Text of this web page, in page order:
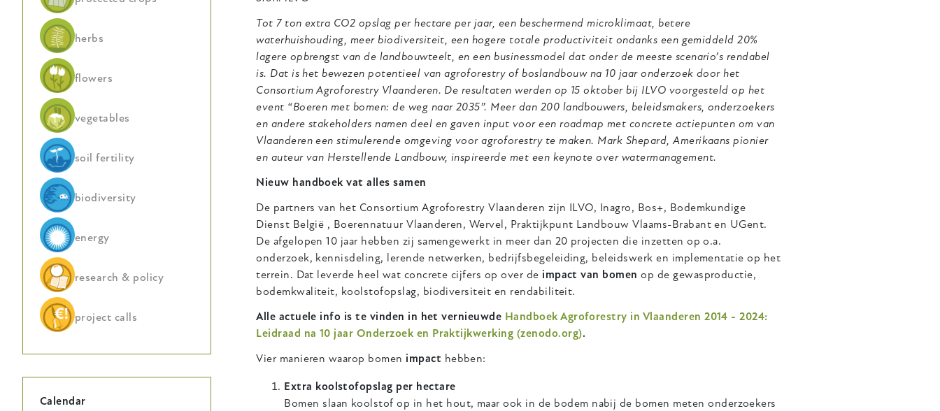
Tot 7 ton extra CO2 opslag per hectare per jaar, een beschermend microklimaat, betere
waterhuishouding, meer biodiversiteit, een hogere totale productiviteit ondanks een gemiddeld 20%
lagere opbrengst van de landbouwteelt, en een businessmodel dat onder de meeste scenario’s rendabel
is. Dat is het bewezen potentieel van agroforestry of boslandbouw na 10 jaar onderzoek door het
Consortium Agroforestry Vlaanderen. De resultaten werden op 15 oktober bij ILVO voorgesteld op het
event “Boeren met bomen: de weg naar 2035”. Meer dan 200 landbouwers, beleidsmakers, onderzoekers
en andere stakeholders namen deel en gaven input voor een roadmap met concrete actiepunten om van
Vlaanderen een stimulerende omgeving voor agroforestry te maken. Mark Shepard, Amerikaans pionier
en auteur van Herstellende Landbouw, inspireerde met een keynote over watermanagement.
Nieuw handboek vat alles samen
De partners van het Consortium Agroforestry Vlaanderen zijn ILVO, Inagro, Bos+, Bodemkundige
Dienst België , Boerennatuur Vlaanderen, Wervel, Praktijkpunt Landbouw Vlaams-Brabant en UGent.
De afgelopen 10 jaar hebben zij samengewerkt in meer dan 20 projecten die inzetten op o.a.
onderzoek, kennisdeling, lerende netwerken, bedrijfsbegeleiding, beleidswerk en implementatie op het
terrein. Dat leverde heel wat concrete cijfers op over de impact van bomen op de gewasproductie,
bodemkwaliteit, koolstofopslag, biodiversiteit en rendabiliteit.
Alle actuele info is te vinden in het vernieuwde Handboek Agroforestry in Vlaanderen 2014 - 2024:
Leidraad na 10 jaar Onderzoek en Praktijkwerking (zenodo.org).
Vier manieren waarop bomen impact hebben:
Extra koolstofopslag per hectare
Bomen slaan koolstof op in het hout, maar ook in de bodem nabij de bomen meten onderzoekers
herbs
flowers
vegetables
soil fertility
biodiversity
energy
research & policy
project calls
Calendar